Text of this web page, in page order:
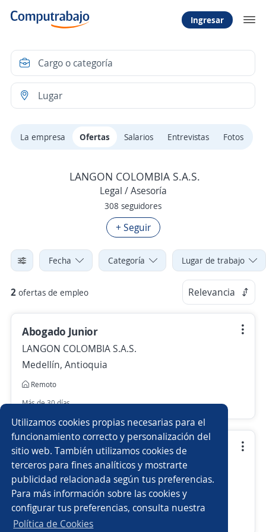
Utilizamos cookies propias necesarias para el
funcionamiento correcto y personalización del
sitio web. También utilizamos cookies de
terceros para fines analíticos y mostrarte
publicidad relacionada según tus preferencias.
Para más información sobre las cookies y
configurar tus preferencias, consulta nuestra
Política de Cookies
Ingresar
La empresa Ofertas Salarios Entrevistas Fotos
LANGON COLOMBIA S.A.S.
Legal / Asesoría
308 seguidores
+ Seguir
Fecha Categoría Lugar de trabajo
2 ofertas de empleo Relevancia
Abogado Junior
LANGON COLOMBIA S.A.S.
Medellín, Antioquia
Remoto
Más de 30 días
Abogado Junior Bilingüe
LANGON COLOMBIA S.A.S.
Medellín, Antioquia
Más de 30 días